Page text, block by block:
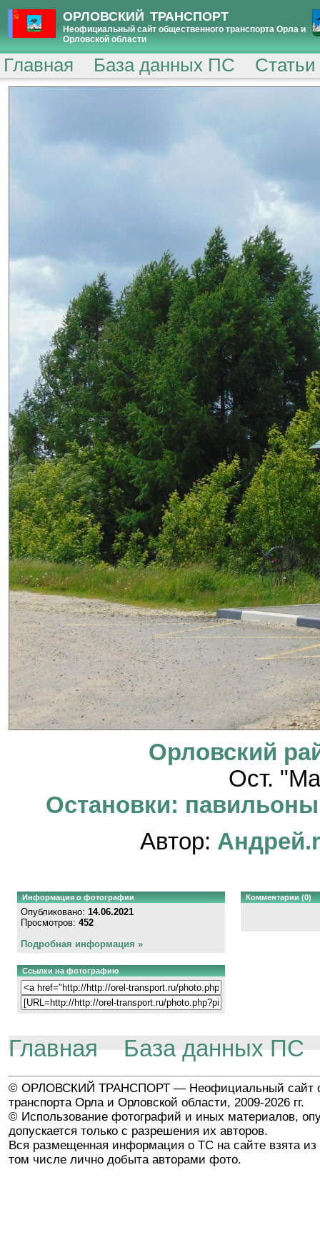
ОРЛОВСКИЙ ТРАНСПОРТ
Неофициальный сайт общественного транспорта Орла и
Орловской области
Главная База данных ПС
Орловский
Ост.
Остановки:
Автор:
Информация о фотографии
Опубликовано: 14.06.2021
Просмотров: 452
Подробная информация »
Ссылки на фотографию
Комментарии (0)
Главная База данных ПС
© ОРЛОВСКИЙ ТРАНСПОРТ — Неофициальный сайт
транспорта Орла и Орловской области, 2009-2026 гг.
© Использование фотографий и иных материалов,
допускается только с разрешения их авторов.
Вся размещенная информация о ТС на сайте взята из
том числе лично добыта авторами фото.